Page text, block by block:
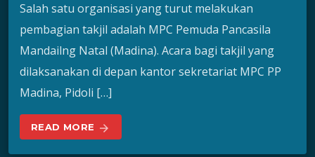
Salah satu organisasi yang turut melakukan
pembagian takjil adalah MPC Pemuda Pancasila
Mandailng Natal (Madina). Acara bagi takjil yang
dilaksanakan di depan kantor sekretariat MPC PP
Madina, Pidoli […]
READ MORE arrow_forward